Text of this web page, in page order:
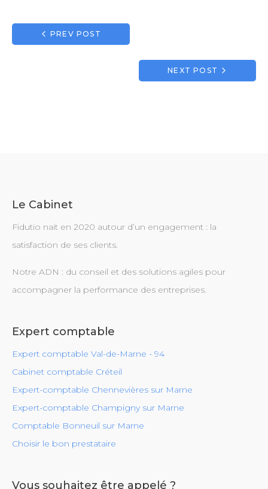
Navigation
de
PREV POST
NEXT POST
Le Cabinet
Fidutio nait en 2020 autour d’un engagement : la
satisfaction de ses clients.
Notre ADN : du conseil et des solutions agiles pour
accompagner la performance des entreprises.
Expert comptable
Expert comptable Val-de-Marne - 94
Cabinet comptable Créteil
Expert-comptable Chennevières sur Marne
Expert-comptable Champigny sur Marne
Comptable Bonneuil sur Marne
Choisir le bon prestataire
Vous souhaitez être appelé ?